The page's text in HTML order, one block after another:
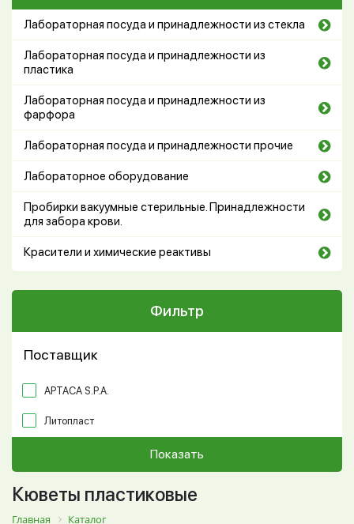
Лабораторная посуда и принадлежности из стекла
Лабораторная посуда и принадлежности из
пластика
Лабораторная посуда и принадлежности из
фарфора
Лабораторная посуда и принадлежности прочие
Лабораторное оборудование
Пробирки вакуумные стерильные. Принадлежности
для забора крови.
Красители и химические реактивы
Фильтр
Поставщик
APTACA S.P.A.
Литопласт
Показать
Кюветы пластиковые
Главная
Каталог